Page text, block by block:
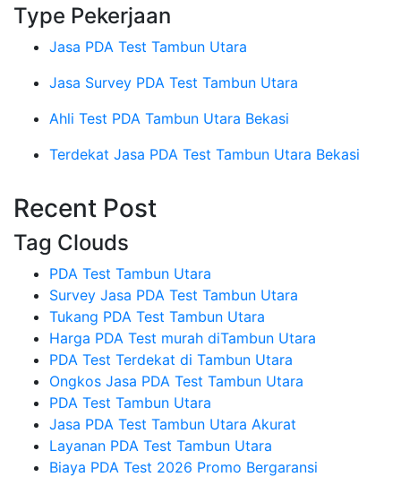
Type Pekerjaan
Jasa PDA Test Tambun Utara
Jasa Survey PDA Test Tambun Utara
Ahli Test PDA Tambun Utara Bekasi
Terdekat Jasa PDA Test Tambun Utara Bekasi
Recent Post
Tag Clouds
PDA Test Tambun Utara
Survey Jasa PDA Test Tambun Utara
Tukang PDA Test Tambun Utara
Harga PDA Test murah diTambun Utara
PDA Test Terdekat di Tambun Utara
Ongkos Jasa PDA Test Tambun Utara
PDA Test Tambun Utara
Jasa PDA Test Tambun Utara Akurat
Layanan PDA Test Tambun Utara
Biaya PDA Test 2026 Promo Bergaransi